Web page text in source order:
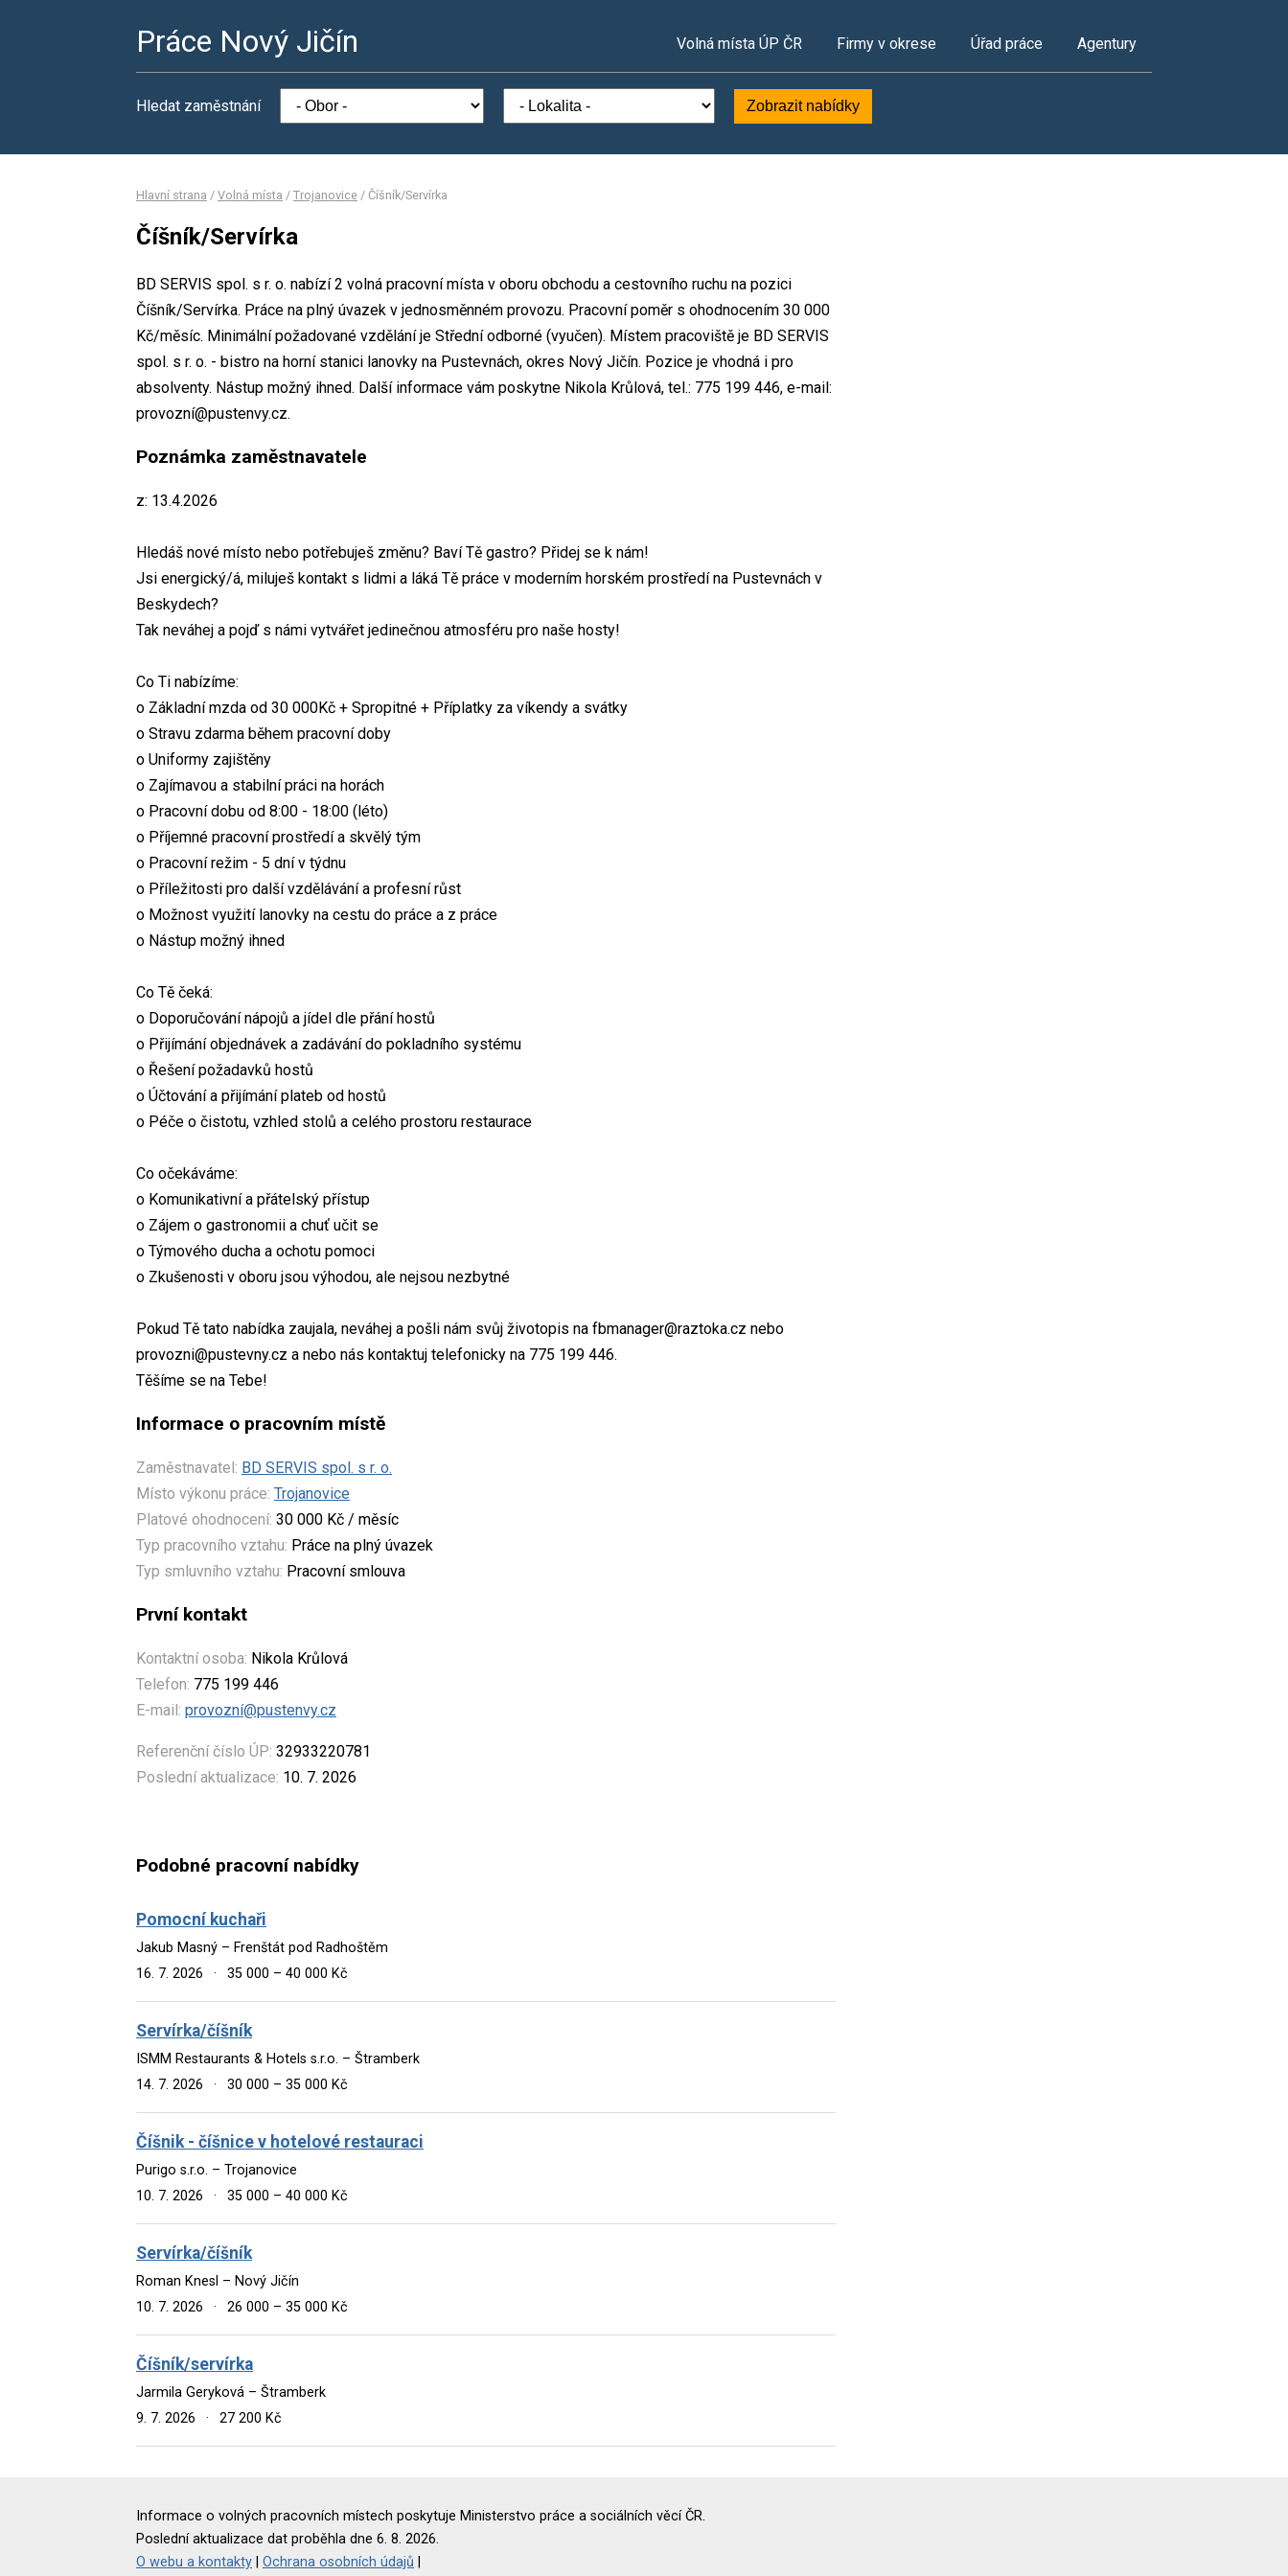
Práce Nový Jičín Volná místa ÚP ČR Firmy v okrese Úřad práce Agentury
Hledat zaměstnání Zobrazit nabídky
Hlavní strana / Volná místa / Trojanovice / Číšník/Servírka
Číšník/Servírka
BD SERVIS spol. s r. o. nabízí 2 volná pracovní místa v oboru obchodu a cestovního ruchu na pozici
Číšník/Servírka. Práce na plný úvazek v jednosměnném provozu. Pracovní poměr s ohodnocením 30 000
Kč/měsíc. Minimální požadované vzdělání je Střední odborné (vyučen). Místem pracoviště je BD SERVIS
spol. s r. o. - bistro na horní stanici lanovky na Pustevnách, okres Nový Jičín. Pozice je vhodná i pro
absolventy. Nástup možný ihned. Další informace vám poskytne Nikola Krůlová, tel.: 775 199 446, e-mail:
provozní@pustenvy.cz.
Poznámka zaměstnavatele
z: 13.4.2026
Hledáš nové místo nebo potřebuješ změnu? Baví Tě gastro? Přidej se k nám!
Jsi energický/á, miluješ kontakt s lidmi a láká Tě práce v moderním horském prostředí na Pustevnách v
Beskydech?
Tak neváhej a pojď s námi vytvářet jedinečnou atmosféru pro naše hosty!
Co Ti nabízíme:
o Základní mzda od 30 000Kč + Spropitné + Příplatky za víkendy a svátky
o Stravu zdarma během pracovní doby
o Uniformy zajištěny
o Zajímavou a stabilní práci na horách
o Pracovní dobu od 8:00 - 18:00 (léto)
o Příjemné pracovní prostředí a skvělý tým
o Pracovní režim - 5 dní v týdnu
o Příležitosti pro další vzdělávání a profesní růst
o Možnost využití lanovky na cestu do práce a z práce
o Nástup možný ihned
Co Tě čeká:
o Doporučování nápojů a jídel dle přání hostů
o Přijímání objednávek a zadávání do pokladního systému
o Řešení požadavků hostů
o Účtování a přijímání plateb od hostů
o Péče o čistotu, vzhled stolů a celého prostoru restaurace
Co očekáváme:
o Komunikativní a přátelský přístup
o Zájem o gastronomii a chuť učit se
o Týmového ducha a ochotu pomoci
o Zkušenosti v oboru jsou výhodou, ale nejsou nezbytné
Pokud Tě tato nabídka zaujala, neváhej a pošli nám svůj životopis na fbmanager@raztoka.cz nebo
provozni@pustevny.cz a nebo nás kontaktuj telefonicky na 775 199 446.
Těšíme se na Tebe!
Informace o pracovním místě
Zaměstnavatel: BD SERVIS spol. s r. o.
Místo výkonu práce: Trojanovice
Platové ohodnocení: 30 000 Kč / měsíc
Typ pracovního vztahu: Práce na plný úvazek
Typ smluvního vztahu: Pracovní smlouva
První kontakt
Kontaktní osoba: Nikola Krůlová
Telefon: 775 199 446
E-mail: provozní@pustenvy.cz
Referenční číslo ÚP: 32933220781
Poslední aktualizace: 10. 7. 2026
Podobné pracovní nabídky
Pomocní kuchaři
Jakub Masný – Frenštát pod Radhoštěm
16. 7. 2026
· 35 000 – 40 000 Kč
Servírka/číšník
ISMM Restaurants & Hotels s.r.o. – Štramberk
14. 7. 2026
· 30 000 – 35 000 Kč
Číšnik - číšnice v hotelové restauraci
Purigo s.r.o. – Trojanovice
10. 7. 2026
· 35 000 – 40 000 Kč
Servírka/číšník
Roman Knesl – Nový Jičín
10. 7. 2026
· 26 000 – 35 000 Kč
Číšník/servírka
Jarmila Geryková – Štramberk
9. 7. 2026
· 27 200 Kč
Informace o volných pracovních místech poskytuje Ministerstvo práce a sociálních věcí ČR.
Poslední aktualizace dat proběhla dne 6. 8. 2026.
O webu a kontakty
Ochrana osobních údajů